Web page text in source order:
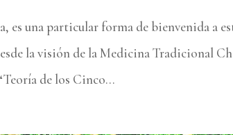
es una particular forma de bienvenida a
la visión de la Medicina Tradicional
de los Cinco...